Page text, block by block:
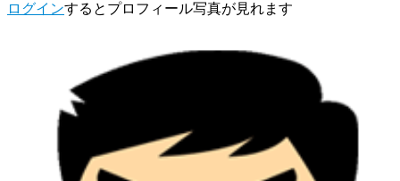
ログインするとプロフィール写真が見れます